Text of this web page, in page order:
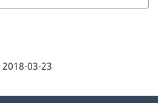
2018-03-23